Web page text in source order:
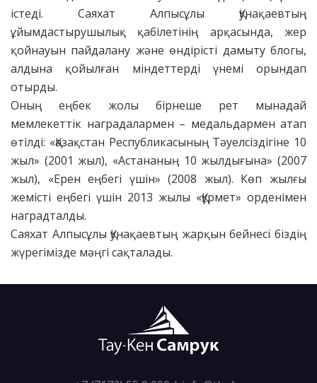
істеді. Саяхат Алпысұлы Қунақаевтың
ұйымдастырушылық қабілетінің арқасында, жер
қойнауын пайдалану және өндірісті дамыту блогы,
алдына қойылған міндеттерді үнемі орындап
отырды.
Оның еңбек жолы бірнеше рет мынадай
мемлекеттік наградалармен – медальдармен атап
өтілді: «Қазақстан Республикасының Тәуелсіздігіне 10
жыл» (2001 жыл), «Астананың 10 жылдығына» (2007
жыл), «Ерен еңбегі үшін» (2008 жыл). Көп жылғы
жемісті еңбегі үшін 2013 жылы «Құрмет» орденімен
наградталды.
Саяхат Алпысұлы Қунақаевтың жарқын бейнесі біздің
жүрегімізде мәңгі сақталады.